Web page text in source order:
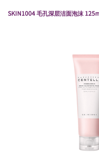
SKIN1004 毛孔深层洁面泡沫